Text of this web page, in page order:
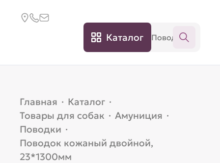
Каталог
Главная · Каталог ·
Товары для собак · Амуниция ·
Поводки ·
Поводок кожаный двойной,
23*1300мм